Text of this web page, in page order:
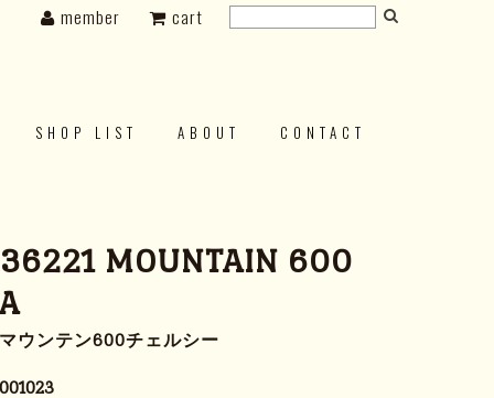
SHOP LIST ABOUT CONTACT
member cart
MOUNTAIN 600
ウンテン600チェルシー